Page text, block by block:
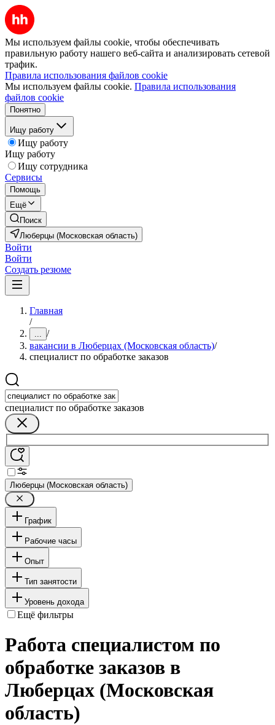
Мы используем файлы cookie, чтобы обеспечивать
правильную работу нашего веб-сайта и анализировать сетевой
трафик.
Правила использования файлов cookie
Мы используем файлы cookie. Правила использования
файлов cookie
Понятно
Ищу работу
Ищу работу
Ищу работу
Ищу сотрудника
Сервисы
Помощь
Ещё
Поиск
Люберцы (Московская область)
Войти
Войти
Создать резюме
Главная
/
... /
вакансии в Люберцах (Московская область)/
специалист по обработке заказов
специалист по обработке заказов
Люберцы (Московская область)
График
Рабочие часы
Опыт
Тип занятости
Уровень дохода
Ещё фильтры
Работа специалистом по
обработке заказов в
Люберцах (Московская
область)